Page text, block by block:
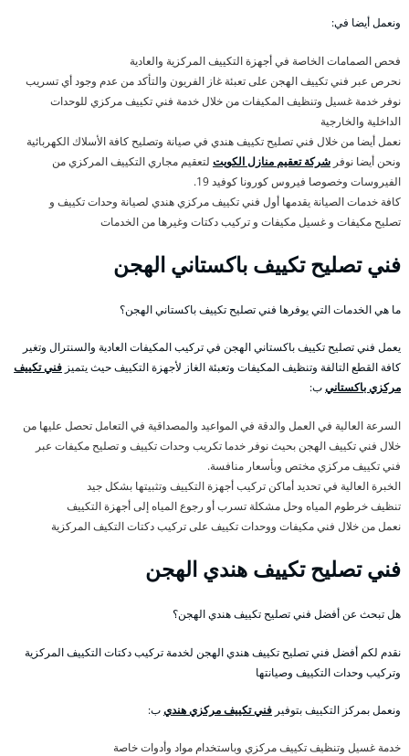
ونعمل أيضا في:
فحص الصمامات الخاصة في أجهزة التكييف المركزية والعادية
نحرص عبر فني تكييف الهجن على تعبئة غاز الفريون والتأكد من عدم وجود أي تسريب
نوفر خدمة غسيل وتنظيف المكيفات من خلال خدمة فني تكييف مركزي للوحدات
الداخلية والخارجية
نعمل أيضا من خلال فني تصليح تكييف هندي في صيانة وتصليح كافة الأسلاك الكهربائية
ونحن أيضا نوفر شركة تعقيم منازل الكويت لتعقيم مجاري التكييف المركزي من
الفيروسات وخصوصا فيروس كورونا كوفيد 19.
كافة خدمات الصيانة يقدمها أول فني تكييف مركزي هندي لصيانة وحدات تكييف و
تصليح مكيفات و غسيل مكيفات و تركيب دكتات وغيرها من الخدمات
فني تصليح تكييف باكستاني الهجن
ما هي الخدمات التي يوفرها فني تصليح تكييف باكستاني الهجن؟
يعمل فني تصليح تكييف باكستاني الهجن في تركيب المكيفات العادية والسنترال وتغير
كافة القطع التالفة وتنظيف المكيفات وتعبئة الغاز لأجهزة التكييف حيث يتميز فني تكييف
مركزي باكستانيب:
السرعة العالية في العمل والدقة في المواعيد والمصداقية في التعامل تحصل عليها من
خلال فني تكييف الهجن بحيث نوفر خدما تكريب وحدات تكييف و تصليح مكيفات عبر
فني تكييف مركزي مختص وبأسعار منافسة.
الخبرة العالية في تحديد أماكن تركيب أجهزة التكييف وتثبيتها بشكل جيد
تنظيف خرطوم المياه وحل مشكلة تسرب أو رجوع المياه إلى أجهزة التكييف
نعمل من خلال فني مكيفات ووحدات تكييف على تركيب دكتات التكيف المركزية
فني تصليح تكييف هندي الهجن
هل تبحث عن أفضل فني تصليح تكييف هندي الهجن؟
نقدم لكم أفضل فني تصليح تكييف هندي الهجن لخدمة تركيب دكتات التكييف المركزية
وتركيب وحدات التكييف وصيانتها
ونعمل بمركز التكييف بتوفير فني تكييف مركزي هنديب:
خدمة غسيل وتنظيف تكييف مركزي وباستخدام مواد وأدوات خاصة